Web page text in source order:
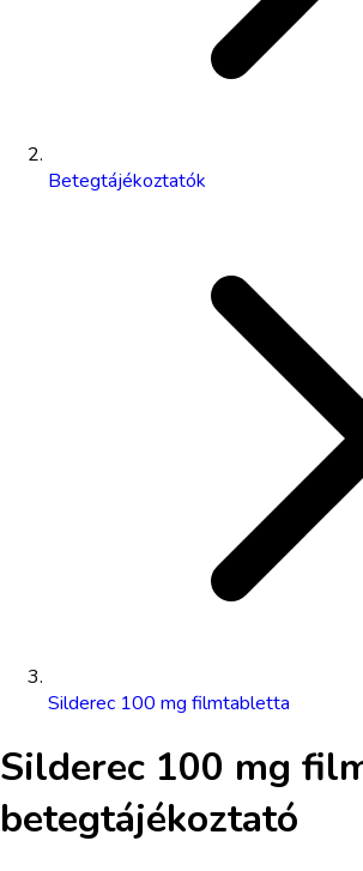
Betegtájékoztatók
Silderec 100 mg filmtabletta
Silderec 100 mg
betegtájékoztató